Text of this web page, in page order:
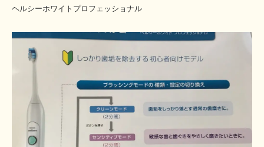
ヘルシーホワイトプロフェッショナル